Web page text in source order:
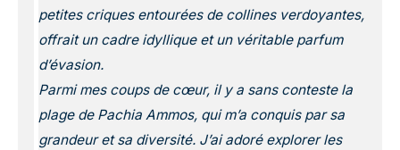
petites criques entourées de collines verdoyantes,
offrait un cadre idyllique et un véritable parfum
d’évasion.
Parmi mes coups de cœur, il y a sans conteste la
plage de Pachia Ammos, qui m’a conquis par sa
grandeur et sa diversité. J’ai adoré explorer les